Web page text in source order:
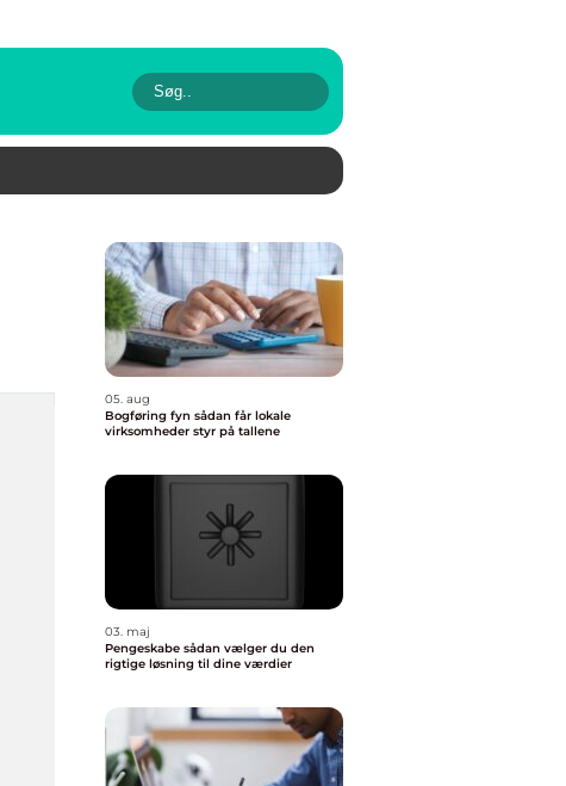
05. aug
Bogføring fyn sådan får lokale
virksomheder styr på tallene
03. maj
Pengeskabe sådan vælger du den
rigtige løsning til dine værdier